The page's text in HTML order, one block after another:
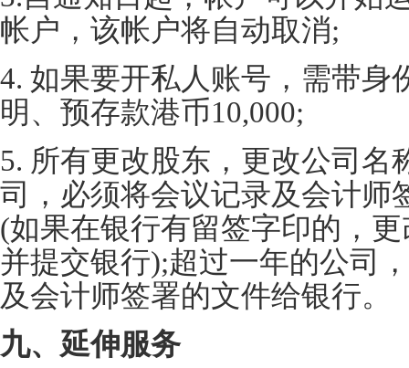
帐户，该帐户将自动取消;
4. 如果要开私人账号，需带身
明、预存款港币10,000;
5. 所有更改股东，更改公司名
司，必须将会议记录及会计师
(如果在银行有留签字印的，
并提交银行);超过一年的公司
及会计师签署的文件给银行。
九、延伸服务